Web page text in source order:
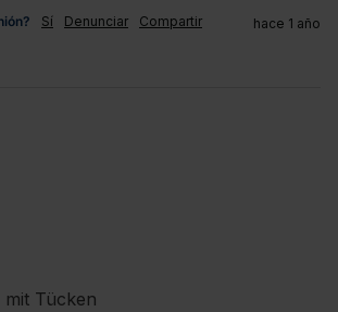
Sí Denunciar Compartir hace 1 año
Tücken